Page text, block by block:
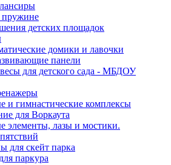
пружине
детских площадок
домики и лавочки
панели
для детского сада - МБДОУ
и гимнастические комплексы
для Воркаута
элементы, лазы и мостики.
для скейт парка
паркура